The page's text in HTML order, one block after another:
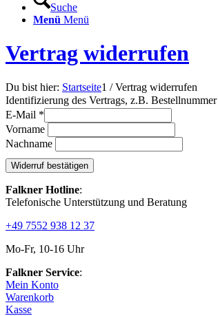
Suche
Menü Menü
Vertrag widerrufen
Du bist hier: Startseite1 / Vertrag widerrufen
Identifizierung des Vertrags, z.B. Bestellnummer
E-Mail *
E-
Mail
(wiederholen)*
Vorname
Nachname
Widerruf bestätigen
Falkner Hotline:
Telefonische Unterstützung und Beratung
+49 7552 938 12 37
Mo-Fr, 10-16 Uhr
Falkner Service:
Mein Konto
Warenkorb
Kasse